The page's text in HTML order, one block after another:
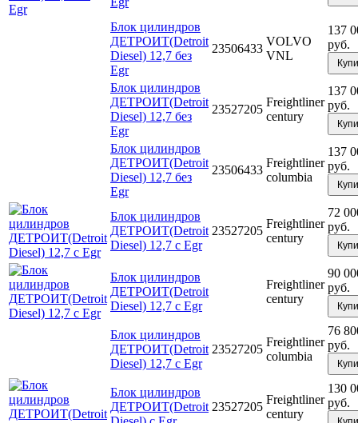
Блок цилиндров
ДЕТРОИТ(Detroit
Diesel) 12,7 без
Egr
23506433
VOLVO
VNL
137
руб.
Блок цилиндров
ДЕТРОИТ(Detroit
Diesel) 12,7 без
Egr
23527205
Freightliner
century
137
руб.
Блок цилиндров
ДЕТРОИТ(Detroit
Diesel) 12,7 без
Egr
23506433
Freightliner
columbia
137
руб.
Блок цилиндров
ДЕТРОИТ(Detroit
Diesel) 12,7 с Egr
23527205
Freightliner
century
72
руб.
Блок цилиндров
ДЕТРОИТ(Detroit
Diesel) 12,7 с Egr
Freightliner
century
90
руб.
Блок цилиндров
ДЕТРОИТ(Detroit
Diesel) 12,7 с Egr
23527205
Freightliner
columbia
76
руб.
Блок цилиндров
ДЕТРОИТ(Detroit 23527205
Freightliner
century
130
руб.